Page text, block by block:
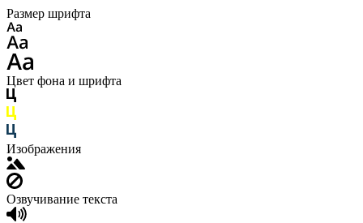
Размер шрифта
Цвет фона и шрифта
Изображения
Озвучивание текста